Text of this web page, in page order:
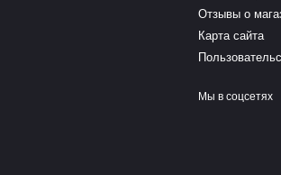
Отзывы о
Карта сайта
Мы в соцсетях